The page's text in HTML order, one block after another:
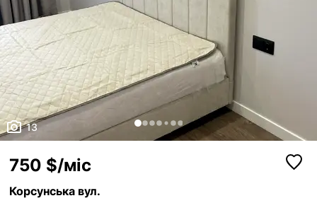
13
750 $/міс
Корсунська вул.